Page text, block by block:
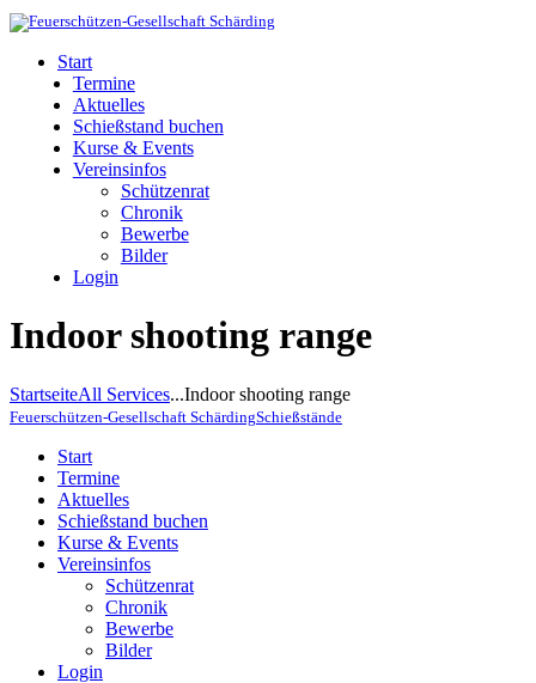
Start
Termine
Aktuelles
Schießstand buchen
Kurse & Events
Vereinsinfos
Schützenrat
Chronik
Bewerbe
Bilder
Login
Indoor shooting range
StartseiteAll Services...Indoor shooting range
Feuerschützen-Gesellschaft SchärdingSchießstände
Start
Termine
Aktuelles
Schießstand buchen
Kurse & Events
Vereinsinfos
Schützenrat
Chronik
Bewerbe
Bilder
Login